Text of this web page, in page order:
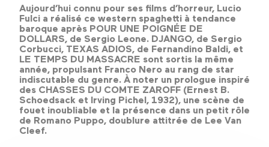
Aujourd’hui connu pour ses films d’horreur, Lucio
Fulci a réalisé ce western spaghetti à tendance
baroque après POUR UNE POIGNÉE DE
DOLLARS, de Sergio Leone. DJANGO, de Sergio
Corbucci, TEXAS ADIOS, de Fernandino Baldi, et
LE TEMPS DU MASSACRE sont sortis la même
année, propulsant Franco Nero au rang de star
indiscutable du genre. À noter un prologue inspiré
des CHASSES DU COMTE ZAROFF (Ernest B.
Schoedsack et Irving Pichel, 1932), une scène de
fouet inoubliable et la présence dans un petit rôle
de Romano Puppo, doublure attitrée de Lee Van
Cleef.